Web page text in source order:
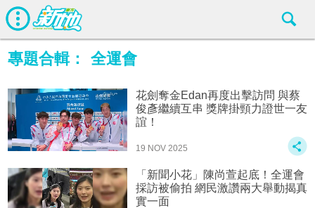
專題合輯： 全運會
花劍奪金Edan再度出擊訪問 與蔡
俊彥繼續互串 獎牌掛頸力證世一友
誼！
19 NOV 2025
「新聞小花」陳尚萱起底！全運會
採訪被偷拍 網民激讚兩大舉動揭真
實一面